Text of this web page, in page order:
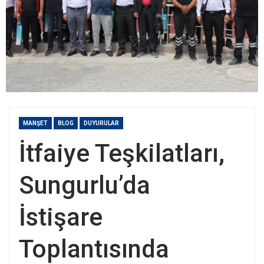
MANŞET BLOG DUYURULAR
İtfaiye Teşkilatları,
Sungurlu’da
İstişare
Toplantısında